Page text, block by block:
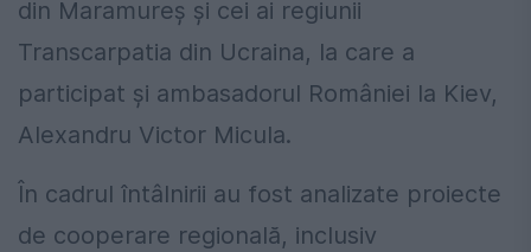
din Maramureș și cei ai regiunii
Transcarpatia din Ucraina, la care a
participat și ambasadorul României la Kiev,
Alexandru Victor Micula.
În cadrul întâlnirii au fost analizate proiecte
de cooperare regională, inclusiv